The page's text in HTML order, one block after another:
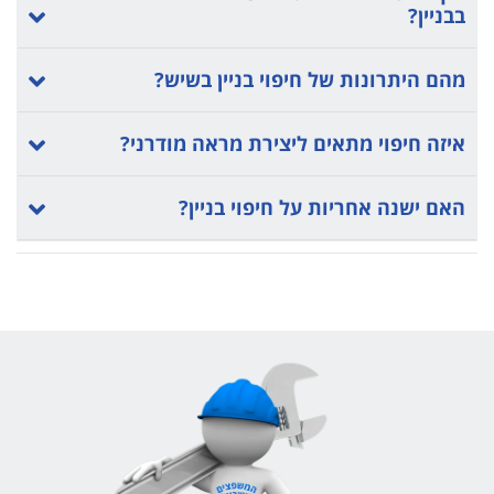
בבניין?
מהם היתרונות של חיפוי בניין בשיש?
איזה חיפוי מתאים ליצירת מראה מודרני?
האם ישנה אחריות על חיפוי בניין?